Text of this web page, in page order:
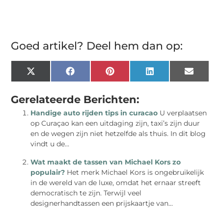
Goed artikel? Deel hem dan op:
X
(Twitter)
FacebookPinterestLinkedInEmail
Gerelateerde Berichten:
Handige auto rijden tips in curacao U verplaatsen
op Curaçao kan een uitdaging zijn, taxi’s zijn duur
en de wegen zijn niet hetzelfde als thuis. In dit blog
vindt u de...
Wat maakt de tassen van Michael Kors zo
populair? Het merk Michael Kors is ongebruikelijk
in de wereld van de luxe, omdat het ernaar streeft
democratisch te zijn. Terwijl veel
designerhandtassen een prijskaartje van...